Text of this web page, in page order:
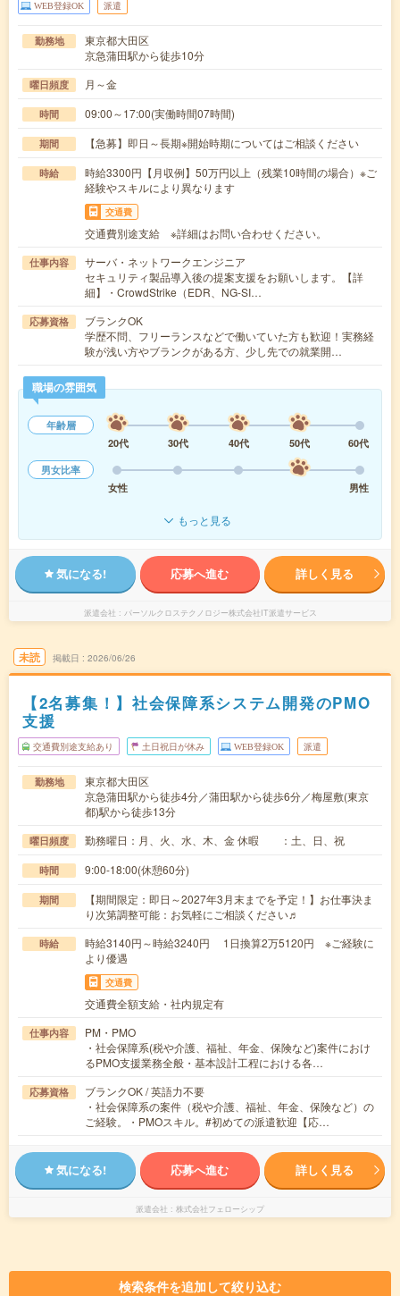
WEB登録OK 派遣
勤務地
東京都大田区
京急蒲田駅から徒歩10分
曜日頻度 月～金
時間 09:00～17:00(実働時間07時間)
期間 【急募】即日～長期※開始時期についてはご相談ください
時給
時給3300円【月収例】50万円以上（残業10時間の場合）※ご
経験やスキルにより異なります
交通費
交通費別途支給 ※詳細はお問い合わせください。
仕事内容
サーバ・ネットワークエンジニア
セキュリティ製品導入後の提案支援をお願いします。【詳
細】・CrowdStrike（EDR、NG-SI…
応募資格
ブランクOK
学歴不問、フリーランスなどで働いていた方も歓迎！実務経
験が浅い方やブランクがある方、少し先での就業開…
職場の雰囲気
年齢層
20代
30代 40代 50代
60代
男女比率
女性
男性
もっと見る
気になる! 応募へ進む 詳しく見る
派遣会社 パーソルクロステクノロジー株式会社IT派遣サービス
未読 掲載日 2026/06/26
【2名募集！】社会保障系システム開発のPMO
支援
交通費別途支給あり 土日祝日が休み WEB登録OK 派遣
勤務地
東京都大田区
京急蒲田駅から徒歩4分／蒲田駅から徒歩6分／梅屋敷(東京
都)駅から徒歩13分
曜日頻度 勤務曜日：月、火、水、木、金 休暇 ：土、日、祝
時間 9:00-18:00(休憩60分)
期間
【期間限定：即日～2027年3月末までを予定！】お仕事決ま
り次第調整可能：お気軽にご相談ください♬
時給
時給3140円～時給3240円 1日換算2万5120円 ※ご経験に
より優遇
交通費
交通費全額支給・社内規定有
仕事内容
PM・PMO
・社会保障系(税や介護、福祉、年金、保険など)案件におけ
るPMO支援業務全般・基本設計工程における各…
応募資格
ブランクOK / 英語力不要
・社会保障系の案件（税や介護、福祉、年金、保険など）の
ご経験。・PMOスキル。#初めての派遣歓迎【応…
気になる! 応募へ進む 詳しく見る
派遣会社 株式会社フェローシップ
検索条件を追加して絞り込む